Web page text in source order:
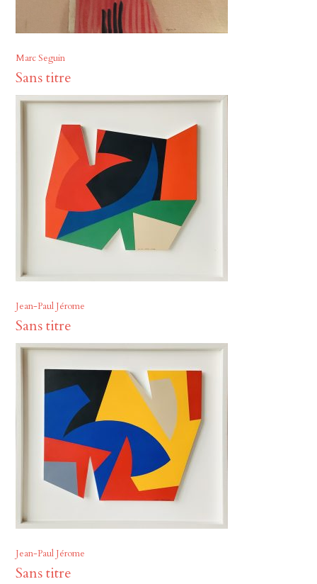
Marc Seguin
Sans titre
Jean-Paul Jérome
Sans titre
Jean-Paul Jérome
Sans titre